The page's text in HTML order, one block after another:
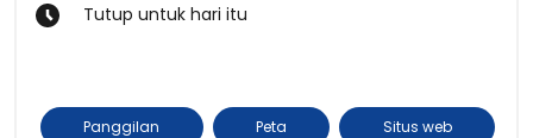
Tutup untuk hari itu
Panggilan Peta Situs web